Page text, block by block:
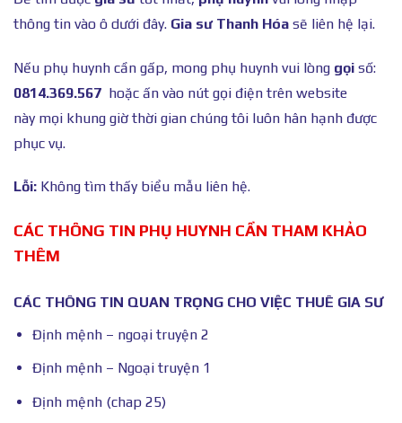
thông tin vào ô dưới đây. Gia sư Thanh Hóa sẽ liên hệ lại.
Nếu phụ huynh cần gấp, mong phụ huynh vui lòng gọi số:
0814.369.567 hoặc ấn vào nút gọi điện trên website
này mọi khung giờ thời gian chúng tôi luôn hân hạnh được
phục vụ.
Lỗi: Không tìm thấy biểu mẫu liên hệ.
CÁC THÔNG TIN PHỤ HUYNH CẦN THAM KHẢO
THÊM
CÁC THÔNG TIN QUAN TRỌNG CHO VIỆC THUÊ GIA SƯ
Định mệnh – ngoại truyện 2
Định mệnh – Ngoại truyện 1
Định mệnh (chap 25)